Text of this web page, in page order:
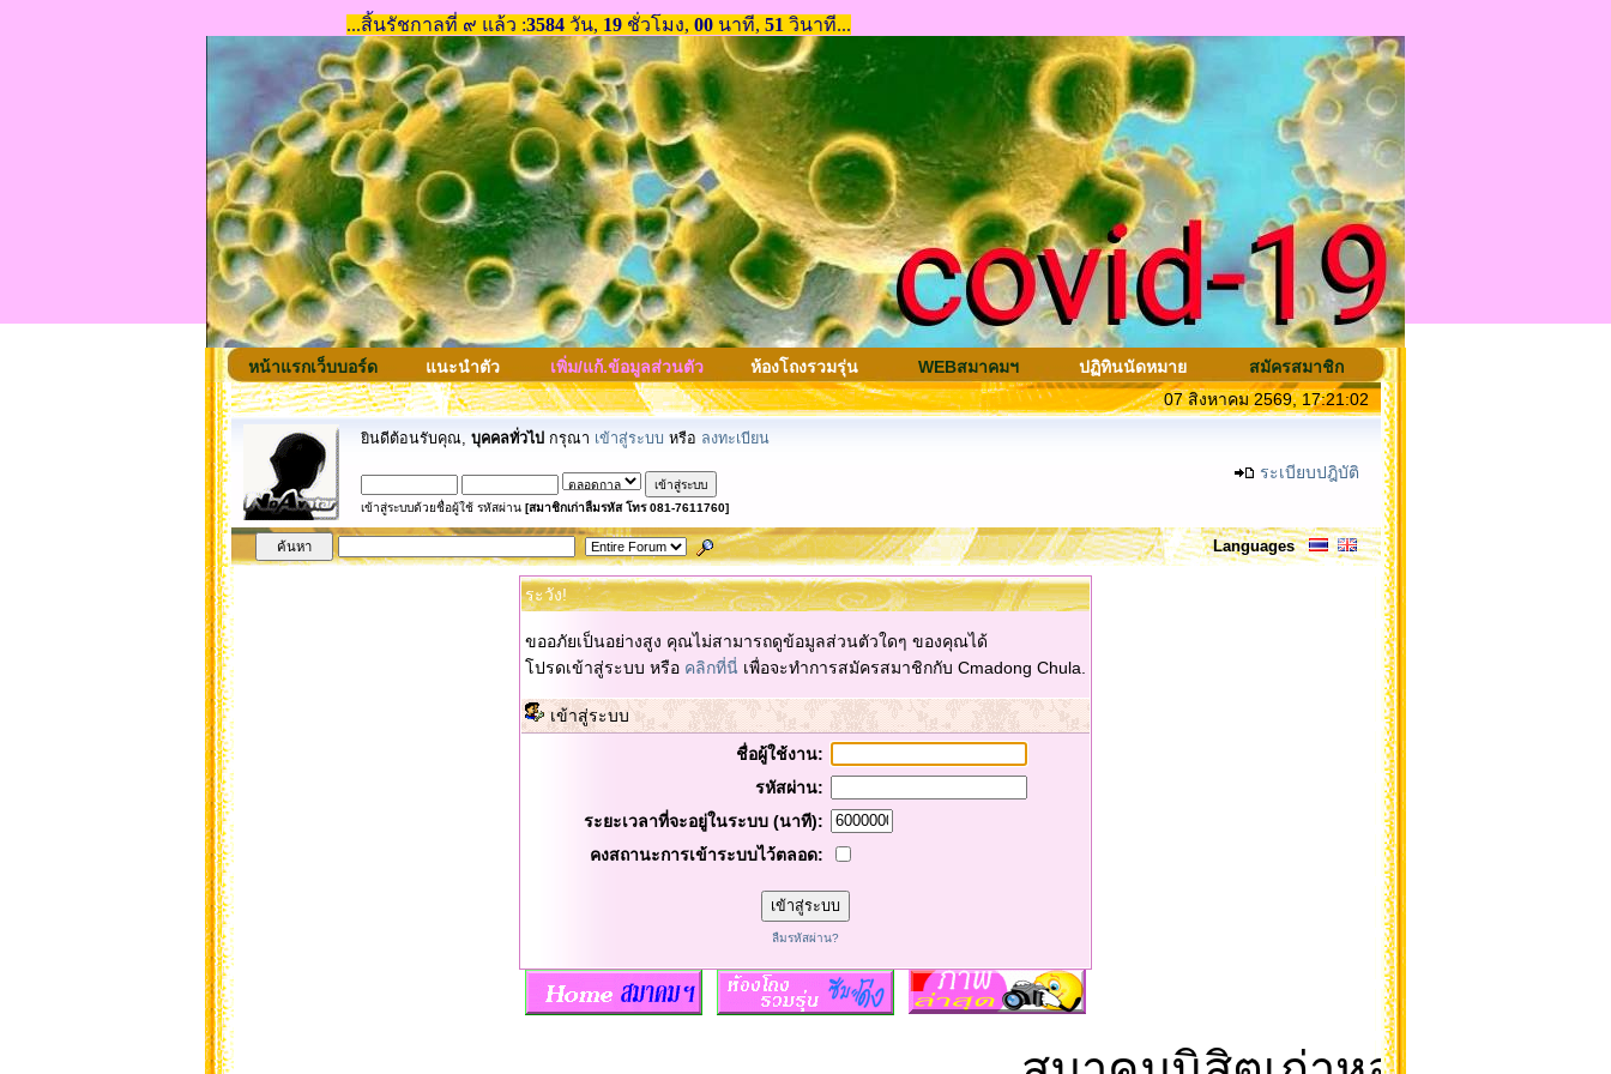
หน้าแรกเว็บบอร์ด แนะนำตัว เพิ่ม/แก้.ข้อมูลส่วนตัว ห้องโถงรวมรุ่น WEBสมาคมฯ ปฏิทินนัดหมาย
สมัครสมาชิก
07 สิงหาคม 2569, 17:21:02
ยินดีต้อนรับคุณ, บุคคลทั่วไป กรุณา เข้าสู่ระบบ หรือ ลงทะเบียน
เข้าสู่ระบบด้วยชื่อผู้ใช้ รหัสผ่าน [สมาชิกเก่าลืมรหัส โทร 081-7611760]
ระเบียบปฎิบัติ
Languages
ระวัง!
ขออภัยเป็นอย่างสูง คุณไม่สามารถดูข้อมูลส่วนตัวใดๆ ของคุณได้
โปรดเข้าสู่ระบบ หรือ คลิกที่นี่ เพื่อจะทำการสมัครสมาชิกกับ Cmadong Chula.
เข้าสู่ระบบ
ชื่อผู้ใช้งาน:
รหัสผ่าน:
ระยะเวลาที่จะอยู่ในระบบ (นาที):
คงสถานะการเข้าระบบไว้ตลอด:
ลืมรหัสผ่าน?